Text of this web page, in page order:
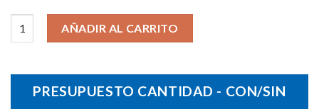
Camiseta Marvin cantidad
AÑADIR AL CARRITO
PRESUPUESTO CANTIDAD - CON/SIN